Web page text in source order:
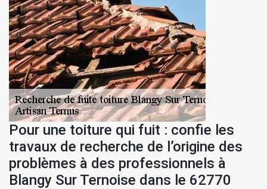
Pour une toiture qui fuit : confie les
travaux de recherche de l’origine des
problèmes à des professionnels à
Blangy Sur Ternoise dans le 62770